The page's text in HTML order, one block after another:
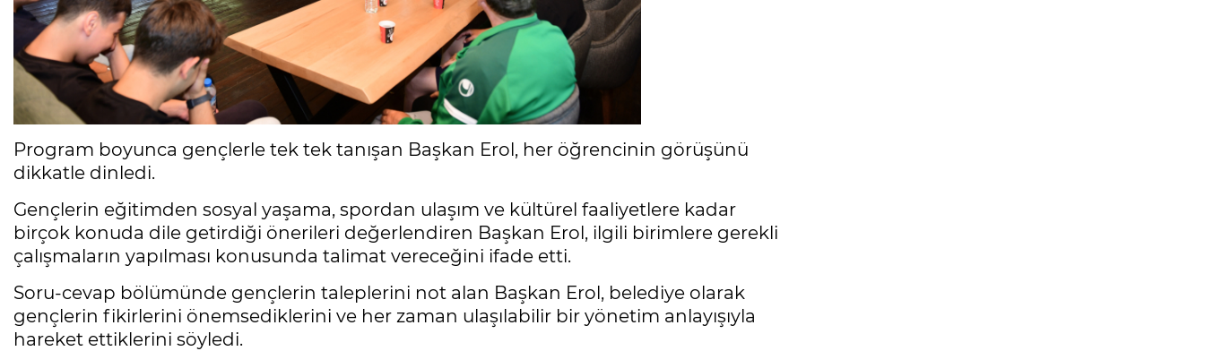
Program boyunca gençlerle tek tek tanışan Başkan Erol, her öğrencinin görüşünü
dikkatle dinledi.
Gençlerin eğitimden sosyal yaşama, spordan ulaşım ve kültürel faaliyetlere kadar
birçok konuda dile getirdiği önerileri değerlendiren Başkan Erol, ilgili birimlere gerekli
çalışmaların yapılması konusunda talimat vereceğini ifade etti.
Soru-cevap bölümünde gençlerin taleplerini not alan Başkan Erol, belediye olarak
gençlerin fikirlerini önemsediklerini ve her zaman ulaşılabilir bir yönetim anlayışıyla
hareket ettiklerini söyledi.